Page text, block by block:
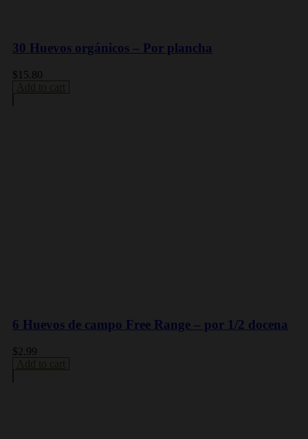
30 Huevos orgánicos – Por plancha
$ 15.80
Add to cart
6 Huevos de campo Free Range – por 1/2 docena
$2.99
Add to cart